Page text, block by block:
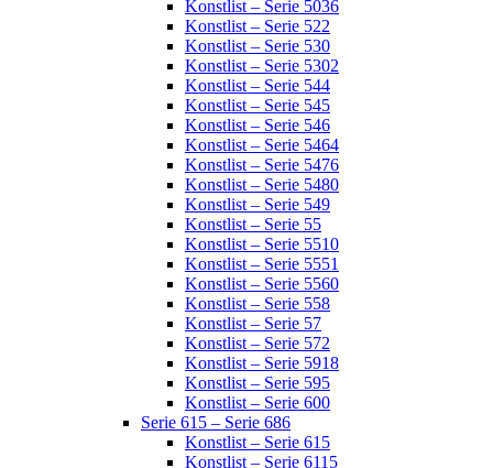
Konstlist – Serie 5036
Konstlist – Serie 522
Konstlist – Serie 530
Konstlist – Serie 5302
Konstlist – Serie 544
Konstlist – Serie 545
Konstlist – Serie 546
Konstlist – Serie 5464
Konstlist – Serie 5476
Konstlist – Serie 5480
Konstlist – Serie 549
Konstlist – Serie 55
Konstlist – Serie 5510
Konstlist – Serie 5551
Konstlist – Serie 5560
Konstlist – Serie 558
Konstlist – Serie 57
Konstlist – Serie 572
Konstlist – Serie 5918
Konstlist – Serie 595
Konstlist – Serie 600
Serie 615 – Serie 686
Konstlist – Serie 615
Konstlist – Serie 6115